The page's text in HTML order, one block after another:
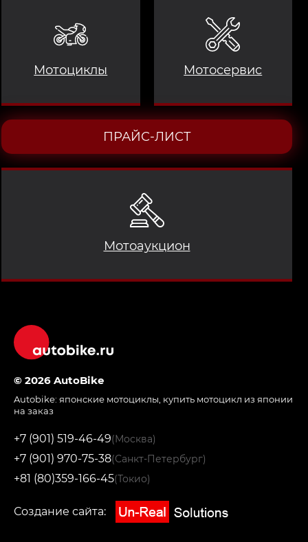
Мотоциклы
Мотоаукцион
Мотосервис
ПРАЙС-ЛИСТ
© 2026 AutoBike
Autobike: японские мотоциклы купить мотоцикл из японии
на заказ
+7 (901) 519-46-49(Москва)
+7 (901) 970-75-38(Санкт-Петербург)
+81 (80)359-166-45(Токио)
Создание сайта: